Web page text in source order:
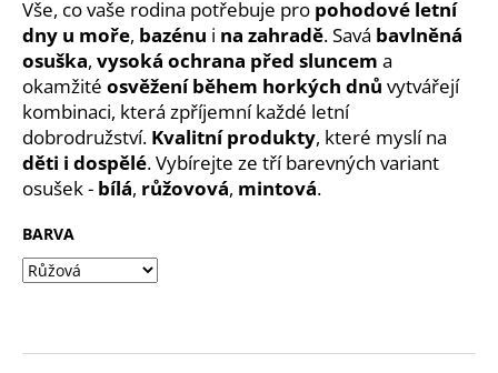
Vše, co vaše rodina potřebuje pro pohodové letní
dny u moře, bazénu i na zahradě. Savá bavlněná
osuška, vysoká ochrana před sluncem a
okamžité osvěžení během horkých dnů vytvářejí
kombinaci, která zpříjemní každé letní
dobrodružství. Kvalitní produkty, které myslí na
děti i dospělé. Vybírejte ze tří barevných variant
osušek - bílá, růžovová, mintová.
BARVA
o
r
u
č
u
j
e
m
OBAL
OČKOVACÍ